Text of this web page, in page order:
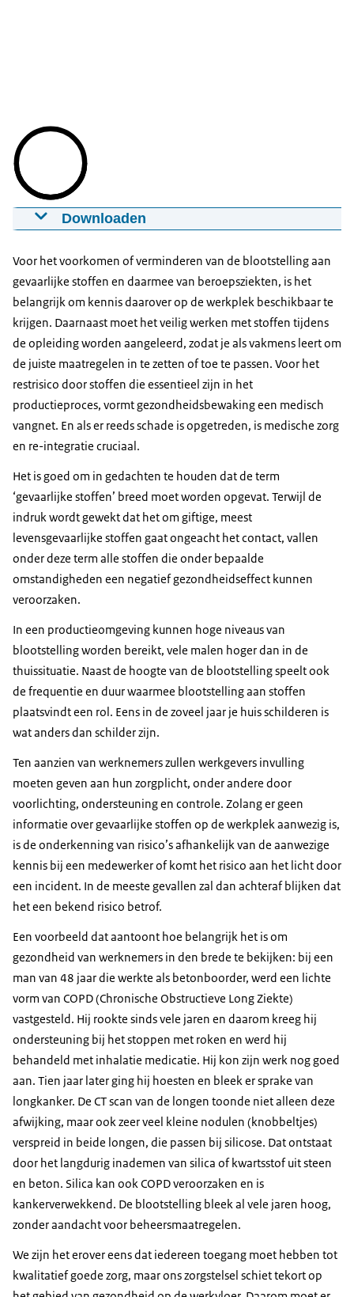
Downloaden
gevaarlijke stoffen
03-07-2020 01:09mp492,6 MB
Download
Ondertiteling
srt
Download
Voor het voorkomen of verminderen van de blootstelling aan
gevaarlijke stoffen en daarmee van beroepsziekten, is het
belangrijk om kennis daarover op de werkplek beschikbaar te
krijgen. Daarnaast moet het veilig werken met stoffen tijdens
de opleiding worden aangeleerd, zodat je als vakmens leert om
de juiste maatregelen in te zetten of toe te passen. Voor het
restrisico door stoffen die essentieel zijn in het
productieproces, vormt gezondheidsbewaking een medisch
vangnet. En als er reeds schade is opgetreden, is medische zorg
en re-integratie cruciaal.
Het is goed om in gedachten te houden dat de term
‘gevaarlijke stoffen’ breed moet worden opgevat. Terwijl de
indruk wordt gewekt dat het om giftige, meest
levensgevaarlijke stoffen gaat ongeacht het contact, vallen
onder deze term alle stoffen die onder bepaalde
omstandigheden een negatief gezondheidseffect kunnen
veroorzaken.
In een productieomgeving kunnen hoge niveaus van
blootstelling worden bereikt, vele malen hoger dan in de
thuissituatie. Naast de hoogte van de blootstelling speelt ook
de frequentie en duur waarmee blootstelling aan stoffen
plaatsvindt een rol. Eens in de zoveel jaar je huis schilderen is
wat anders dan schilder zijn.
Ten aanzien van werknemers zullen werkgevers invulling
moeten geven aan hun zorgplicht, onder andere door
voorlichting, ondersteuning en controle. Zolang er geen
informatie over gevaarlijke stoffen op de werkplek aanwezig is,
is de onderkenning van risico’s afhankelijk van de aanwezige
kennis bij een medewerker of komt het risico aan het licht door
een incident. In de meeste gevallen zal dan achteraf blijken dat
het een bekend risico betrof.
Een voorbeeld dat aantoont hoe belangrijk het is om
gezondheid van werknemers in den brede te bekijken: bij een
man van 48 jaar die werkte als betonboorder, werd een lichte
vorm van COPD (Chronische Obstructieve Long Ziekte)
vastgesteld. Hij rookte sinds vele jaren en daarom kreeg hij
ondersteuning bij het stoppen met roken en werd hij
behandeld met inhalatie medicatie. Hij kon zijn werk nog goed
aan. Tien jaar later ging hij hoesten en bleek er sprake van
longkanker. De CT scan van de longen toonde niet alleen deze
afwijking, maar ook zeer veel kleine nodulen (knobbeltjes)
verspreid in beide longen, die passen bij silicose. Dat ontstaat
door het langdurig inademen van silica of kwartsstof uit steen
en beton. Silica kan ook COPD veroorzaken en is
kankerverwekkend. De blootstelling bleek al vele jaren hoog,
zonder aandacht voor beheersmaatregelen.
We zijn het erover eens dat iedereen toegang moet hebben tot
kwalitatief goede zorg, maar ons zorgstelsel schiet tekort op